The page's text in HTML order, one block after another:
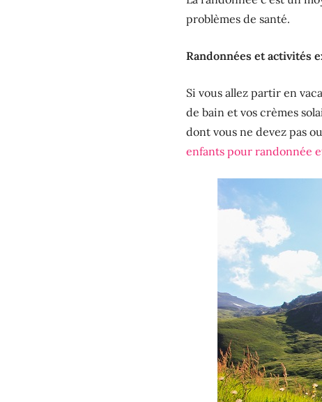
problèmes de santé.
Randonnées et activités
Si vous allez partir en
de bain et vos crèmes
dont vous ne devez pas
enfants pour randonnée